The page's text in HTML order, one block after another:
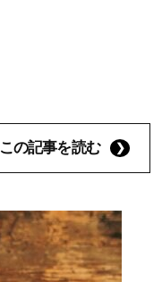
この記事を読む